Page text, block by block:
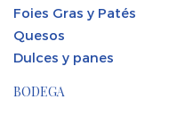
Foies Gras y Patés
Quesos
Dulces y panes
BODEGA